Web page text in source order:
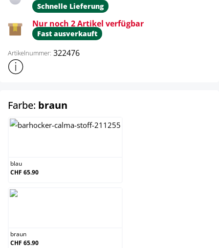
Schnelle Lieferung
Nur noch 2 Artikel verfügbar
Fast ausverkauft
Artikelnummer: 322476
Weitere Produktinformationen anzeigen
Farbe: braun
blau
CHF 65.90
braun
CHF 65.90